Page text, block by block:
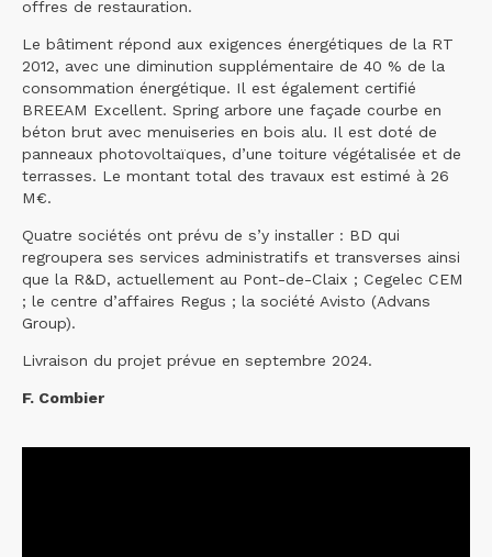
offres de restauration.
Le bâtiment répond aux exigences énergétiques de la RT
2012, avec une diminution supplémentaire de 40 % de la
consommation énergétique. Il est également certifié
BREEAM Excellent. Spring arbore une façade courbe en
béton brut avec menuiseries en bois alu. Il est doté de
panneaux photovoltaïques, d’une toiture végétalisée et de
terrasses. Le montant total des travaux est estimé à 26
M€.
Quatre sociétés ont prévu de s’y installer : BD qui
regroupera ses services administratifs et transverses ainsi
que la R&D, actuellement au Pont-de-Claix ; Cegelec CEM
; le centre d’affaires Regus ; la société Avisto (Advans
Group).
Livraison du projet prévue en septembre 2024.
F. Combier